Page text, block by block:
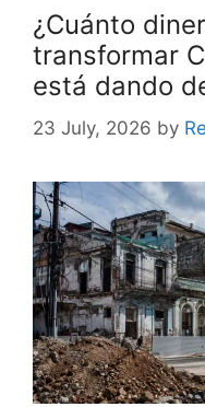
¿Cuánto
transformar
está dando
23 July, 2026 by